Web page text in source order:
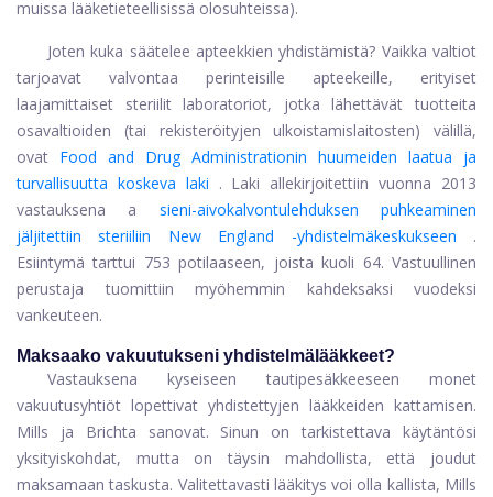
muissa lääketieteellisissä olosuhteissa).
Joten kuka säätelee apteekkien yhdistämistä? Vaikka valtiot
tarjoavat valvontaa perinteisille apteekeille, erityiset
laajamittaiset steriilit laboratoriot, jotka lähettävät tuotteita
osavaltioiden (tai rekisteröityjen ulkoistamislaitosten) välillä,
ovat Food and Drug Administrationin huumeiden laatua ja
turvallisuutta koskeva laki . Laki allekirjoitettiin vuonna 2013
vastauksena a
sieni-aivokalvontulehduksen puhkeaminen
jäljitettiin steriiliin New England -yhdistelmäkeskukseen
.
Esiintymä tarttui 753 potilaaseen, joista kuoli 64. Vastuullinen
perustaja tuomittiin myöhemmin kahdeksaksi vuodeksi
vankeuteen.
Maksaako vakuutukseni yhdistelmälääkkeet?
Vastauksena kyseiseen tautipesäkkeeseen monet
vakuutusyhtiöt lopettivat yhdistettyjen lääkkeiden kattamisen.
Mills ja Brichta sanovat. Sinun on tarkistettava käytäntösi
yksityiskohdat, mutta on täysin mahdollista, että joudut
maksamaan taskusta. Valitettavasti lääkitys voi olla kallista, Mills